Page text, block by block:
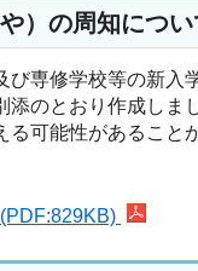
）の周知につい
専修学校等の新
のとおり作成し
可能性があるこ